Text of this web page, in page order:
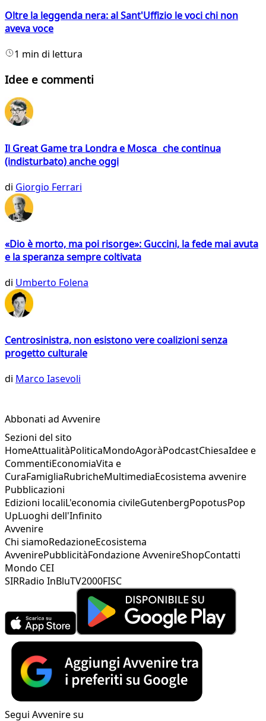
Oltre la leggenda nera: al Sant'Uffizio le voci chi non
aveva voce
1 min di lettura
Idee e commenti
Il Great Game tra Londra e Mosca che continua
(indisturbato) anche oggi
di Giorgio Ferrari
«Dio è morto, ma poi risorge»: Guccini, la fede mai avuta
e la speranza sempre coltivata
di Umberto Folena
Centrosinistra, non esistono vere coalizioni senza
progetto culturale
di Marco Iasevoli
Abbonati ad Avvenire
Sezioni del sito
HomeAttualitàPoliticaMondoAgoràPodcastChiesaIdee e
CommentiEconomiaVita e
CuraFamigliaRubricheMultimediaEcosistema avvenire
Pubblicazioni
Edizioni localiL'economia civileGutenbergPopotusPop
UpLuoghi dell'Infinito
Avvenire
Chi siamoRedazioneEcosistema
AvvenirePubblicitàFondazione AvvenireShopContatti
Mondo CEI
SIRRadio InBluTV2000FISC
Segui Avvenire su